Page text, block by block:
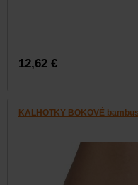
12,62 €
KALHOTKY BOKOVÉ